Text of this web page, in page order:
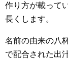
作り方が載って
長くします。
名前の由来の八
で配合された出